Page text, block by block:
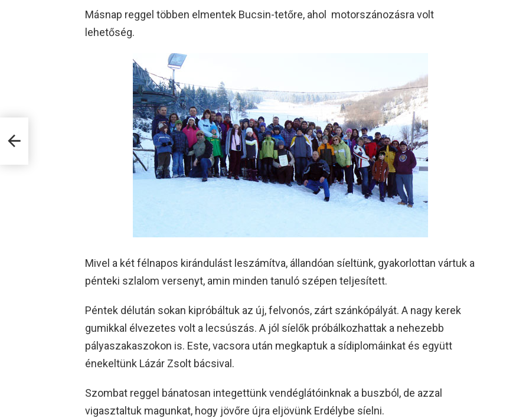
Másnap reggel többen elmentek Bucsin-tetőre, ahol motorszánozásra volt
lehetőség.
Mivel a két félnapos kirándulást leszámítva, állandóan síeltünk, gyakorlottan vártuk a
pénteki szlalom versenyt, amin minden tanuló szépen teljesített.
Péntek délután sokan kipróbáltuk az új, felvonós, zárt szánkópályát. A nagy kerek
gumikkal élvezetes volt a lecsúszás. A jól síelők próbálkozhattak a nehezebb
pályaszakaszokon is. Este, vacsora után megkaptuk a sídiplomáinkat és együtt
énekeltünk Lázár Zsolt bácsival.
Szombat reggel bánatosan integettünk vendéglátóinknak a buszból, de azzal
vigasztaltuk magunkat, hogy jövőre újra eljövünk Erdélybe síelni.